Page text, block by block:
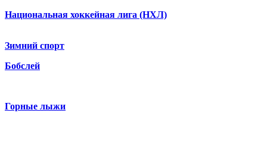
Национальная хоккейная лига (НХЛ)
Зимний спорт
Бобслей
Горные лыжи